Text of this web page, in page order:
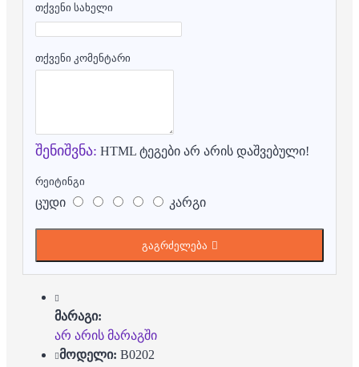
თქვენი სახელი
თქვენი კომენტარი
შენიშვნა: HTML ტეგები არ არის დაშვებული!
რეიტინგი
ცუდი კარგი
გაგრძელება
მარაგი:
არ არის მარაგში
მოდელი: B0202